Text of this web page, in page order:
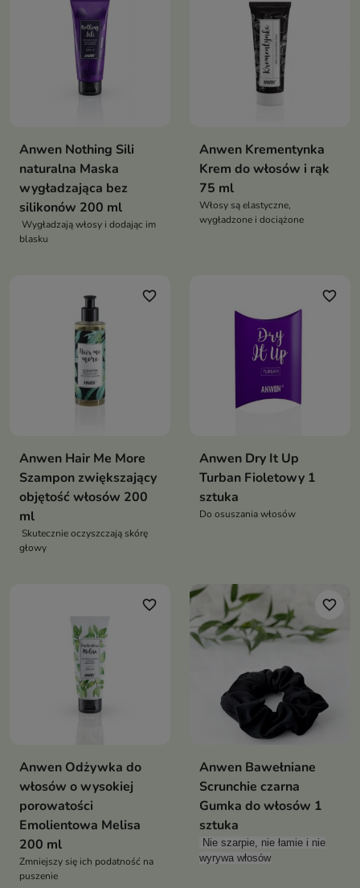
Anwen Nothing Sili
naturalna Maska
wygładzająca bez
silikonów 200 ml
Wygładzają włosy i dodając im
blasku
Anwen Krementynka
Krem do włosów i rąk
75 ml
Włosy są elastyczne,
wygładzone i dociążone
favorite_border
Anwen Hair Me More
Szampon zwiększający
objętość włosów 200
ml
Skutecznie oczyszczają skórę
głowy
favorite_border
Anwen Dry It Up
Turban Fioletowy 1
sztuka
Do osuszania włosów
favorite_border
Anwen Odżywka do
włosów o wysokiej
porowatości
Emolientowa Melisa
200 ml
Zmniejszy się ich podatność na
puszenie
favorite_border
Anwen Bawełniane
Scrunchie czarna
Gumka do włosów 1
sztuka
Nie szarpie, nie łamie i nie
wyrywa włosów